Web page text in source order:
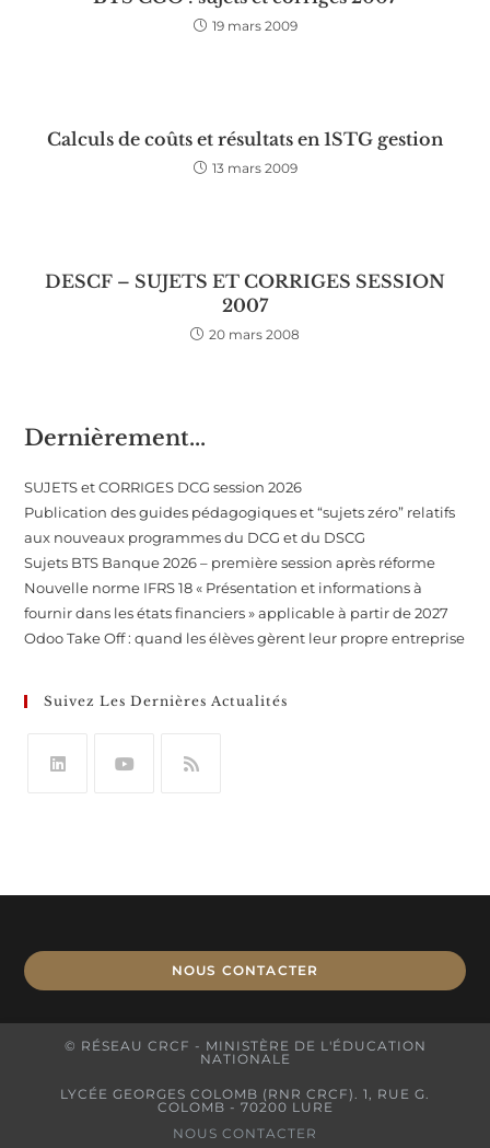
19 mars 2009
Calculs de coûts et résultats en 1STG gestion
13 mars 2009
DESCF – SUJETS ET CORRIGES SESSION
2007
20 mars 2008
Dernièrement...
SUJETS et CORRIGES DCG session 2026
Publication des guides pédagogiques et “sujets zéro” relatifs
aux nouveaux programmes du DCG et du DSCG
Sujets BTS Banque 2026 – première session après réforme
Nouvelle norme IFRS 18 « Présentation et informations à
fournir dans les états financiers » applicable à partir de 2027
Odoo Take Off : quand les élèves gèrent leur propre entreprise
Suivez Les Dernières Actualités
NOUS CONTACTER
© RÉSEAU CRCF - MINISTÈRE DE L'ÉDUCATION
NATIONALE
LYCÉE GEORGES COLOMB (RNR CRCF). 1, RUE G.
COLOMB - 70200 LURE
NOUS CONTACTER